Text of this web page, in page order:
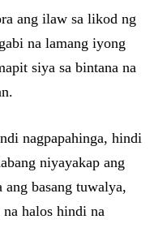
ang ilaw sa likod ng
na lamang iyong
siya sa bintana na
nagpapahinga, hindi
niyayakap ang
basang tuwalya,
halos hindi na